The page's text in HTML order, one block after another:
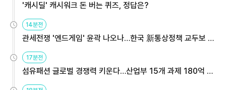
'캐시딜' 캐시워크 돈 버는 퀴즈, 정답은?
14분전
관세전쟁 '엔드게임' 윤곽 나오나…한국 新통상정책 교두보 활
용해야
17분전
섬유패션 글로벌 경쟁력 키운다…산업부 15개 과제 180억 지
원